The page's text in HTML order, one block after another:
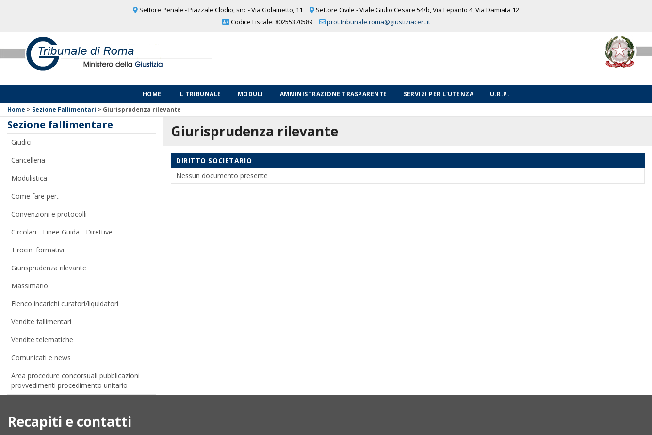
Settore Penale - Piazzale Clodio, snc - Via Golametto, 11
Settore Civile - Viale Giulio Cesare 54/b, Via Lepanto 4, Via Damiata 12
Codice Fiscale: 80255370589
prot.tribunale.roma@giustiziacert.it
HOME IL TRIBUNALE MODULI AMMINISTRAZIONE TRASPARENTE SERVIZI PER L'UTENZA
U.R.P.
Home > Sezione Fallimentari > Giurisprudenza rilevante
Sezione fallimentare
Giudici
Cancelleria
Modulistica
Come fare per..
Convenzioni e protocolli
Circolari - Linee Guida - Direttive
Tirocini formativi
Giurisprudenza rilevante
Massimario
Elenco incarichi curatori/liquidatori
Vendite fallimentari
Vendite telematiche
Comunicati e news
Area procedure concorsuali pubblicazioni
provvedimenti procedimento unitario
Giurisprudenza rilevante
DIRITTO SOCIETARIO
Nessun documento presente
Recapiti e contatti